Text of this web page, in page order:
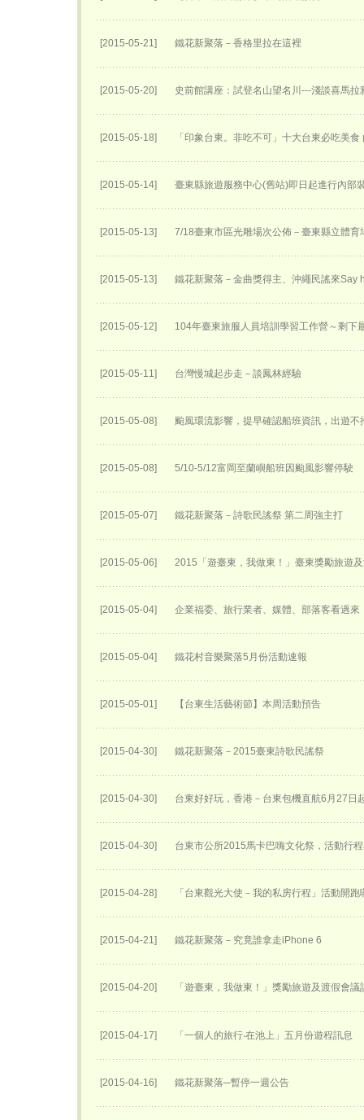
[2015-05-21] 鐵花新聚落－香格里拉在這裡
[2015-05-20] 史前館講座：試登名山望名川---淺談喜馬拉
[2015-05-18] 「印象台東。非吃不可」十大台東必吃美食
[2015-05-14] 臺東縣旅遊服務中心(舊站)即日起進行內部
[2015-05-13] 7/18臺東市區光雕場次公佈－臺東縣立體育
[2015-05-13] 鐵花新聚落－金曲獎得主、沖繩民謠來Say
[2015-05-12] 104年臺東旅服人員培訓學習工作營～剩下
[2015-05-11] 台灣慢城起步走－談鳳林經驗
[2015-05-08] 颱風環流影響，提早確認船班資訊，出遊不
[2015-05-08] 5/10-5/12富岡至蘭嶼船班因颱風影響停駛
[2015-05-07] 鐵花新聚落－詩歌民謠祭 第二周強主打
[2015-05-06] 2015「遊臺東，我做東！」臺東獎勵旅遊
[2015-05-04] 企業福委、旅行業者、媒體、部落客看過
[2015-05-04] 鐵花村音樂聚落5月份活動速報
[2015-05-01] 【台東生活藝術節】本周活動預告
[2015-04-30] 鐵花新聚落－2015臺東詩歌民謠祭
[2015-04-30] 台東好好玩，香港－台東包機直航6月27日​
[2015-04-30] 台東市公所2015馬卡巴嗨文化祭，活動行
[2015-04-28] 「台東觀光大使－我的私房行程」活動開跑
[2015-04-21] 鐵花新聚落－究竟誰拿走iPhone 6
[2015-04-20] 「遊臺東，我做東！」獎勵旅遊及渡假會議
[2015-04-17] 「一個人的旅行‧在池上」五月份遊程訊息
[2015-04-16] 鐵花新聚落─暫停一週公告